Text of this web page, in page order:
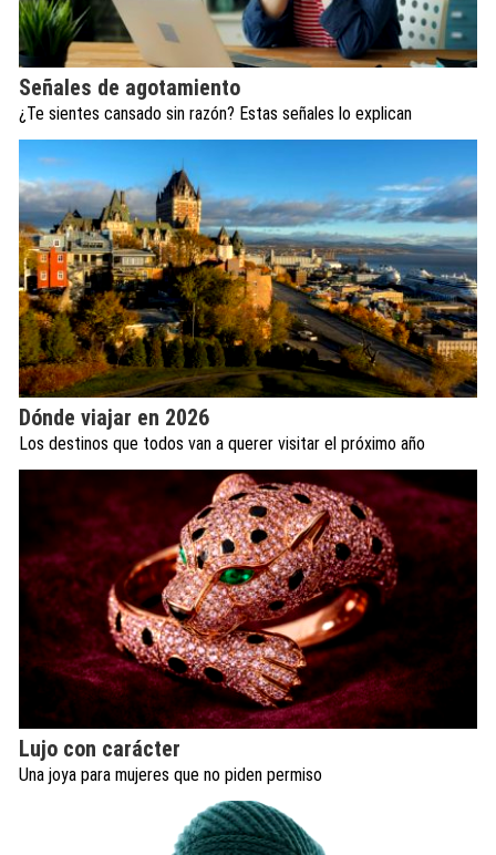
Señales de agotamiento
¿Te sientes cansado sin razón? Estas señales lo explican
Dónde viajar en 2026
Los destinos que todos van a querer visitar el próximo año
Lujo con carácter
Una joya para mujeres que no piden permiso